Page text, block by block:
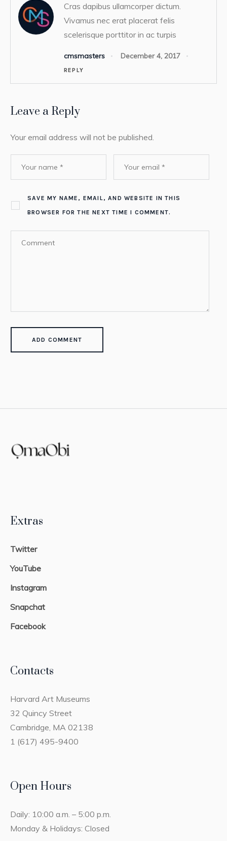
Cras dapibus ullamcorper dictum.
Vivamus nec erat placerat felis
scelerisque porttitor in ac turpis
cmsmasters December 4, 2017
REPLY
Leave a Reply
Your email address will not be published.
SAVE MY NAME, EMAIL, AND WEBSITE IN THIS
BROWSER FOR THE NEXT TIME I COMMENT.
Extras
Twitter
YouTube
Instagram
Snapchat
Facebook
Contacts
Harvard Art Museums
32 Quincy Street
Cambridge, MA 02138
1 (617) 495-9400
Open Hours
Daily: 10:00 a.m. – 5:00 p.m.
Monday & Holidays: Closed